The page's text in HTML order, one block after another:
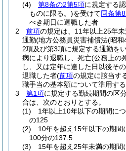
(4)
第8条の2第5項に規定する
ものに限る。)を受けて同条第
べき期日に退職した者
2
前項の規定は、11年以上25年未
通勤(地方公務員災害補償法(昭和
2項及び第3項に規定する通勤を
病により退職し、死亡(公務上の
し、又は定年に達した日以後そ
退職した者(前項の規定に該当す
職手当の基本額について準用する
3
第1項に規定する勤続期間の区
合は、次のとおりとする。
(1)
1年以上10年以下の期間に
の125
(2)
10年を超え15年以下の期間
100分の137.5
(3)
15年を超え25年未満の期間